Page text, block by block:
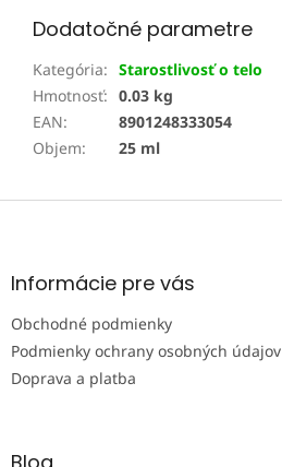
Dodatočné parametre
Kategória: Starostlivosť o telo
Hmotnosť: 0.03 kg
EAN:
8901248333054
Objem: 25 ml
Z
ä
e
Informácie pre vás
Obchodné podmienky
Podmienky ochrany osobných údajov
Doprava a platba